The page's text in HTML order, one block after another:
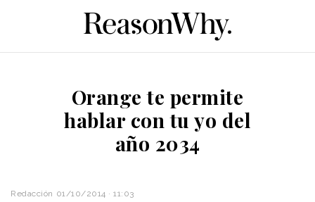
Orange te permite
hablar con tu yo del
año 2034
Redacción 01/10/2014 · 11:03